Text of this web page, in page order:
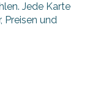
Jede Karte
Preisen und